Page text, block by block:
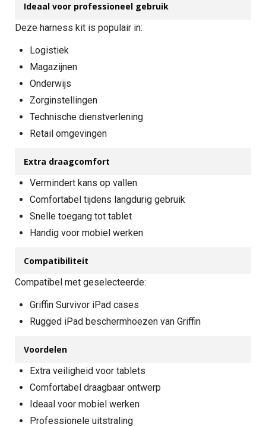
Ideaal voor professioneel gebruik
Deze harness kit is populair in:
Logistiek
Magazijnen
Onderwijs
Zorginstellingen
Technische dienstverlening
Retail omgevingen
Extra draagcomfort
Vermindert kans op vallen
Comfortabel tijdens langdurig gebruik
Snelle toegang tot tablet
Handig voor mobiel werken
Compatibiliteit
Compatibel met geselecteerde:
Griffin Survivor iPad cases
Rugged iPad beschermhoezen van Griffin
Voordelen
Extra veiligheid voor tablets
Comfortabel draagbaar ontwerp
Ideaal voor mobiel werken
Professionele uitstraling